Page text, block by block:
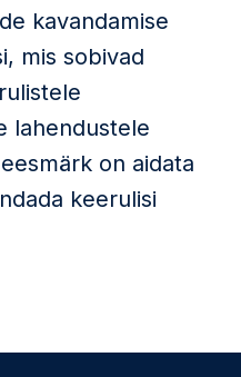
kavandamise
mis sobivad
lahendustele
on aidata
keerulisi